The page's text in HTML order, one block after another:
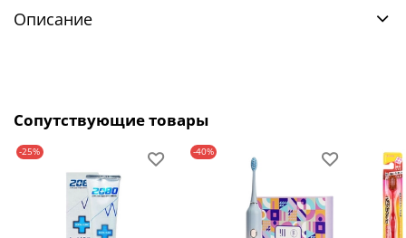
Описание
Сопутствующие товары
-25% -40%